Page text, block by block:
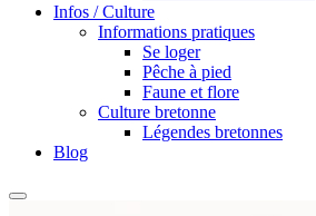
Infos / Culture
Informations pratiques
Se loger
Pêche à pied
Faune et flore
Culture bretonne
Légendes bretonnes
Blog